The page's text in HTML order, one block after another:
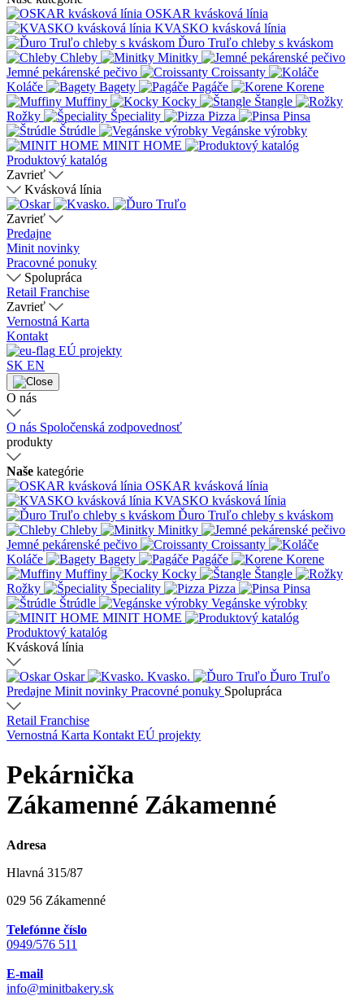
OSKAR kvásková línia
KVASKO kvásková línia
Ďuro Truľo chleby s kváskom
Chleby
Minitky
Jemné pekárenské pečivo
Croissanty
Koláče
Bagety Pagáče
Korene
Muffiny
Kocky
Štangle
Rožky
Špeciality Pizza
Pinsa
Štrúdle
Vegánske výrobky
MINIT HOME
Produktový katalóg
Zavrieť
Kvásková línia
Zavrieť
Predajne
Minit novinky
Pracovné ponuky
Spolupráca
Retail Franchise
Zavrieť
Vernostná Karta
Kontakt
EÚ projekty
SK EN
O nás
O nás Spoločenská zodpovednosť
produkty
Naše kategórie
OSKAR kvásková línia
KVASKO kvásková línia
Ďuro Truľo chleby s kváskom
Chleby
Minitky
Jemné pekárenské pečivo
Croissanty
Koláče
Bagety Pagáče
Korene
Muffiny
Kocky
Štangle
Rožky
Špeciality Pizza
Pinsa
Štrúdle
Vegánske výrobky
MINIT HOME
Produktový katalóg
Kvásková línia
Oskar Kvasko.
Ďuro Truľo
Predajne Minit novinky Pracovné ponuky Spolupráca
Retail Franchise
Vernostná Karta Kontakt EÚ projekty
Pekárnička
Zákamenné Zákamenné
Adresa
Hlavná 315/87
029 56 Zákamenné
Telefónne číslo
0949/576 511
E-mail
info@minitbakery.sk